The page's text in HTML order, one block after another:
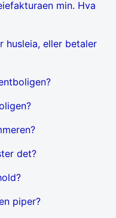
min. Hva
husleia, eller betaler
det?
piper?